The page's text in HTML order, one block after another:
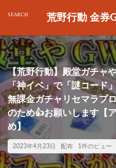
荒野行動 金券
【荒野行動】殿堂ガチャ
「神イベ」で「謎コード
無課金ガチャリセマラプ
のため👍お願いします【
め】
2023年4月23日 配布 1件のビュー